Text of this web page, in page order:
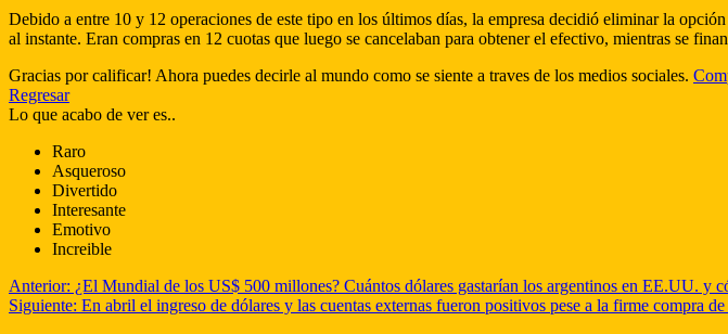
Debido a entre 10 y 12 operaciones de este tipo en los últimos días, la empresa decidió eliminar la
al instante. Eran compras en 12 cuotas que luego se cancelaban para obtener el efectivo, mientras se
Gracias por calificar! Ahora puedes decirle al mundo como se siente a traves de los medios sociales.
Regresar
Lo que acabo de ver es..
Raro
Asqueroso
Divertido
Interesante
Emotivo
Increible
Anterior: ¿El Mundial de los US$ 500 millones? Cuántos dólares gastarían los argentinos en EE.UU. y
Siguiente: En abril el ingreso de dólares y las cuentas externas fueron positivos pese a la firme compra